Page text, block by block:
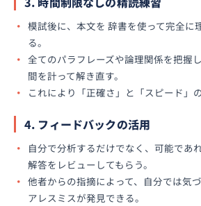
模試後に、本文を 辞書を使って完全に
る。
全てのパラフレーズや論理関係を把握
間を計って解き直す。
これにより「正確さ」と「スピード」
4. フィードバックの活用
自分で分析するだけでなく、可能であ
解答をレビューしてもらう。
他者からの指摘によって、自分では気
アレスミスが発見できる。